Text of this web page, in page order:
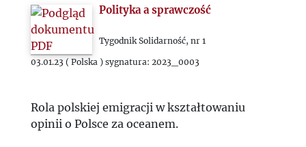
Polityka a sprawczość
Tygodnik Solidarność, nr 1
03.01.23 ( Polska ) sygnatura: 2023_0003
Rola polskiej emigracji w kształtowaniu
opinii o Polsce za oceanem.